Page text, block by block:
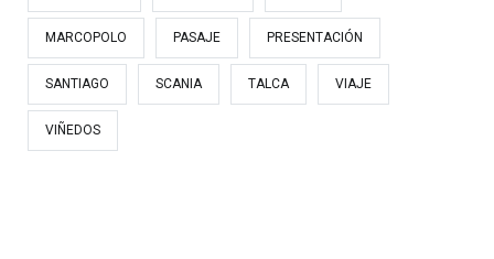
MARCOPOLO PASAJE PRESENTACIÓN
SANTIAGO SCANIA TALCA VIAJE
VIÑEDOS